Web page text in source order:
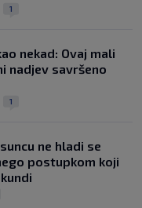
1
nekad: Ovaj mali
nadjev savršeno
1
ne hladi se
postupkom koji